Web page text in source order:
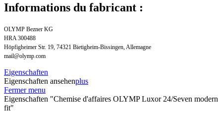
Informations du fabricant :
OLYMP Bezner KG
HRA 300488
Höpfigheimer Str. 19, 74321 Bietigheim-Bissingen, Allemagne
mail@olymp.com
Eigenschaften
Eigenschaften ansehenplus
Fermer menu
Eigenschaften "Chemise d'affaires OLYMP Luxor 24/Seven modern
fit"